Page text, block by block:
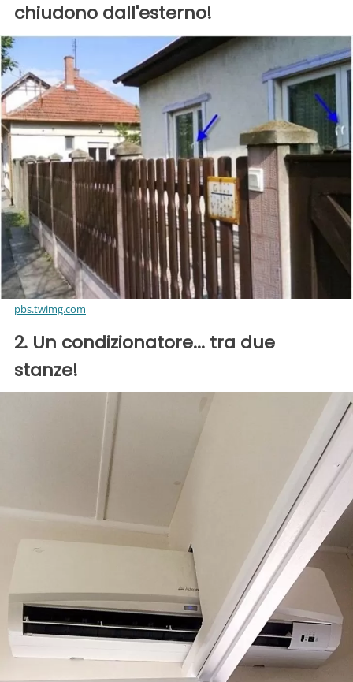
chiudono dall'esterno!
pbs.twimg.com
2. Un condizionatore... tra due
stanze!